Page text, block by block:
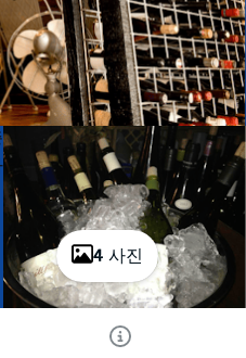
4 사진